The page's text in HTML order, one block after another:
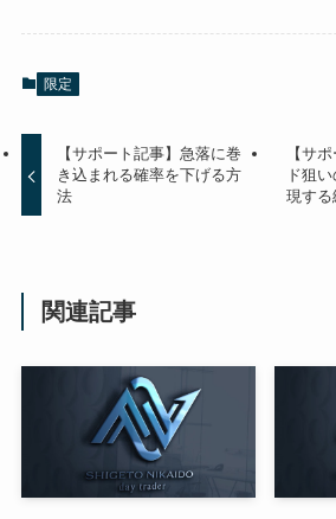
限定
【サポート記事】急落に巻
き込まれる確率を下げる方
法
【サ
ド狙
現する
関連記事